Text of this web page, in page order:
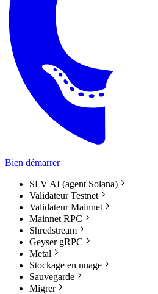
Bien démarrer
SLV AI (agent Solana)
Validateur Testnet
Validateur Mainnet
Mainnet RPC
Shredstream
Geyser gRPC
Metal
Stockage en nuage
Sauvegarde
Migrer